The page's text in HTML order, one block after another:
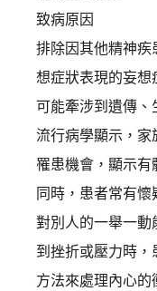
致病原因
排除因其他精神疾
想症狀表現的妄想
可能牽涉到遺傳、
流行病學顯示，家
罹患機會，顯示有
同時，患者常有懷
對別人的一舉一動
到挫折或壓力時，
方法來處理內心的